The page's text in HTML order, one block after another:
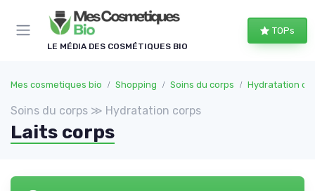
LE MÉDIA DES COSMÉTIQUES BIO
TOPs
Mes cosmetiques bio Shopping Soins du corps Hydratation
Soins du corps ≫ Hydratation corps
Laits corps
Panneau de gestion des cookies